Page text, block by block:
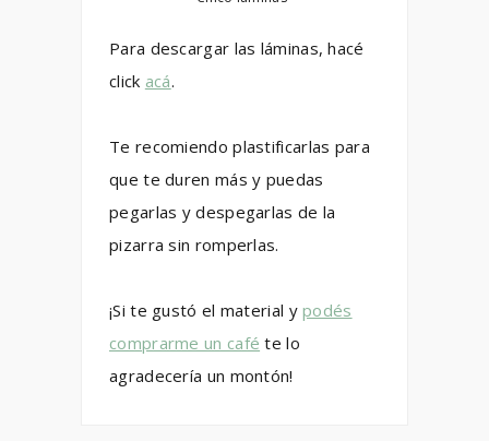
Para descargar las láminas, hacé
click acá.
Te recomiendo plastificarlas para
que te duren más y puedas
pegarlas y despegarlas de la
pizarra sin romperlas.
¡Si te gustó el material ypodés
comprarme un café te lo
agradecería un montón!